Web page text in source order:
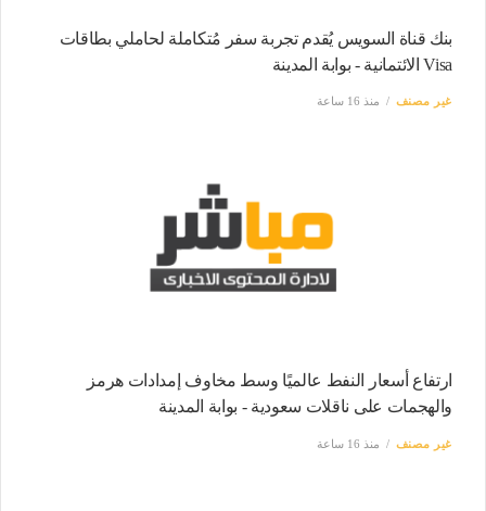
بنك قناة السويس يُقدم تجربة سفر مُتكاملة لحاملي بطاقات
Visa الائتمانية - بوابة المدينة
غير مصنف منذ 16 ساعة
ارتفاع أسعار النفط عالميًا وسط مخاوف إمدادات هرمز
والهجمات على ناقلات سعودية - بوابة المدينة
غير مصنف منذ 16 ساعة